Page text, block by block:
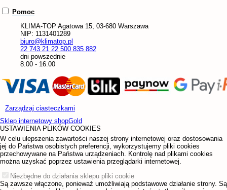
Pomoc
KLIMA-TOP Agatowa 15, 03-680 Warszawa
NIP: 1131401289
biuro@klimatop.pl
22 743 21 22 500 835 882
dni powszednie
8.00 - 16.00
Zarządzaj ciasteczkami
Sklep internetowy shopGold
USTAWIENIA PLIKÓW COOKIES
W celu ulepszenia zawartości naszej strony internetowej oraz dostosowania
jej do Państwa osobistych preferencji, wykorzystujemy pliki cookies
przechowywane na Państwa urządzeniach. Kontrolę nad plikami cookies
można uzyskać poprzez ustawienia przeglądarki internetowej.
Niezbędne do działania sklepu pliki cookie
Są zawsze włączone, ponieważ umożliwiają podstawowe działanie strony. Są